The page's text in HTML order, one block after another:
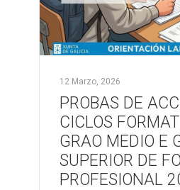
12 Marzo, 2026
PROBAS DE
CICLOS
GRAO MEDIO E
SUPERIOR DE
PROFESIONAL